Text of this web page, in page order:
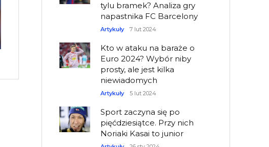
tylu bramek? Analiza gry
napastnika FC Barcelony
Artykuły 7 lut 2024
Kto w ataku na baraże o
Euro 2024? Wybór niby
prosty, ale jest kilka
niewiadomych
Artykuły 5 lut 2024
Sport zaczyna się po
pięćdziesiątce. Przy nich
Noriaki Kasai to junior